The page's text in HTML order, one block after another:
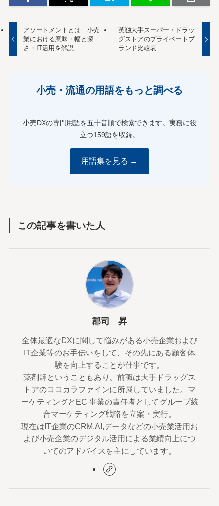
アソートメントとは｜小売
業における意味・幅と深
さ・IT活用を解説
英独大手スーパー・ドラッ
グストアのプライベートブ
ランド比較表
小売・流通の用語をもっと調べる
小売DXの専門用語を五十音順で検索できます。実務に役
立つ159語を収録。
用語集を見る →
この記事を書いた人
郡司 昇
全体最適なDXに関して悩みがある小売企業および
IT企業等のお手伝いをして、その先にある顧客体
験を向上することが仕事です。
薬剤師ということもあり、前職は大手ドラッグス
トアのココカラファインに所属していました。マ
ーケティングとEC 事業の責任者としてグループ統
合マーケティング戦略を立案・実行。
現在はIT企業のCRM,AI,データなどの小売業活用お
よび小売企業のデジタル活用による業績向上につ
いてのアドバイスを主にしています。